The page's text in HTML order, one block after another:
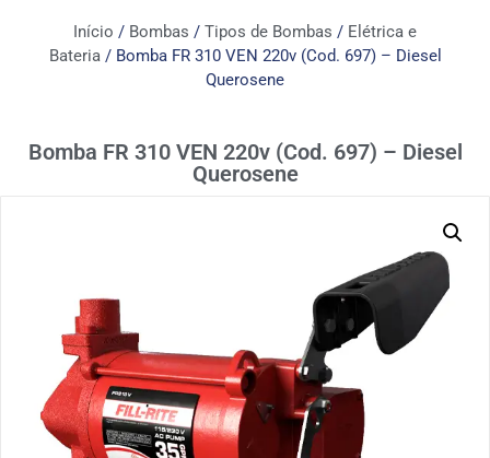
Início / Bombas / Tipos de Bombas / Elétrica e
Bateria/ Bomba FR 310 VEN 220v (Cod. 697) – Diesel
Querosene
Bomba FR 310 VEN 220v (Cod. 697) – Diesel
Querosene